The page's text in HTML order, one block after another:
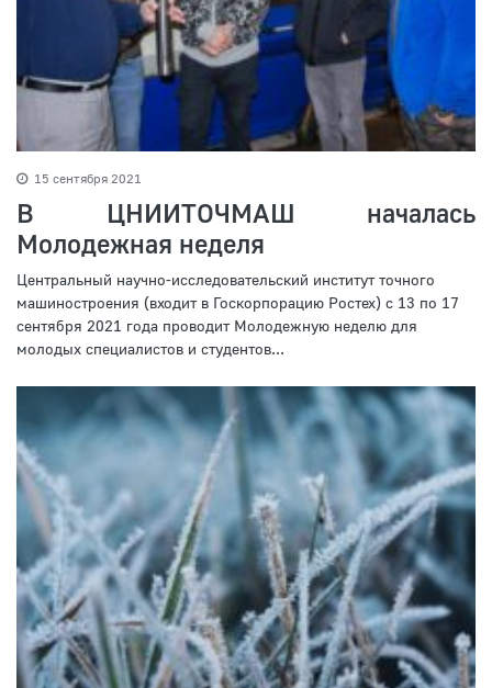
15 сентября 2021
В ЦНИИТОЧМАШ началась
Молодежная неделя
Центральный научно-исследовательский институт точного
машиностроения (входит в Госкорпорацию Ростех) с 13 по 17
сентября 2021 года проводит Молодежную неделю для
молодых специалистов и студентов...